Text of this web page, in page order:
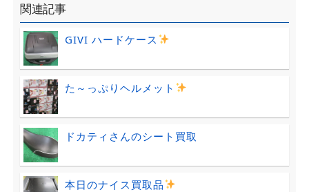
関連記事
GIVI ハードケース
た～っぷりヘルメット
ドカティさんのシート買取
本日のナイス買取品